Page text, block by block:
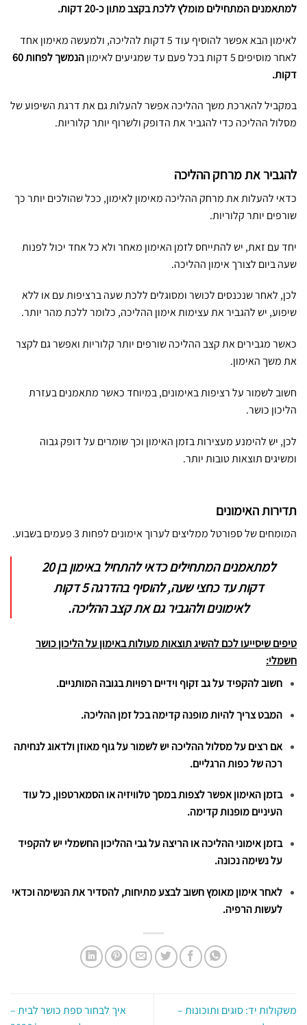
למתאמנים המתחילים מומלץ ללכת בקצב מתון כ-20 דקות.
לאימון הבא אפשר להוסיף עוד 5 דקות להליכה, ולמעשה מאימון אחד
לאחר מוסיפים 5 דקות בכל פעם עד שמגיעים לאימון
הנמשך לפחות 60
דקות.
במקביל להארכת משך ההליכה אפשר להעלות גם את דרגת השיפוע של
מסלול ההליכה כדי להגביר את הדופק ולשרוף יותר קלוריות.
להגביר את מרחק ההליכה
כדאי להעלות את מרחק ההליכה מאימון לאימון, ככל שהולכים יותר כך
שורפים יותר קלוריות.
יחד עם זאת, יש להתייחס לזמן האימון מאחר ולא כל אחד יכול לפנות
שעה ביום לצורך אימון ההליכה.
לכן, לאחר שנכנסים לכושר ומסוגלים ללכת שעה ברציפות עם או ללא
שיפוע, יש להגביר את עצימות אימון ההליכה, כלומר ללכת מהר יותר.
כאשר מגבירים את קצב ההליכה שורפים יותר קלוריות ואפשר גם לקצר
את משך האימון.
חשוב לשמור על רציפות באימונים, במיוחד כאשר מתאמנים בעזרת
הליכון כושר.
לכן, יש להימנע מעצירות בזמן האימון וכך שומרים על דופק גבוה
ומשיגים תוצאות טובות יותר.
תדירות האימונים
המומחים של ספורטל ממליצים לערוך אימונים לפחות 3 פעמים בשבוע.
למתאמנים המתחילים כדאי להתחיל באימון בן 20
דקות עד כחצי שעה, להוסיף בהדרגה 5 דקות
לאימונים ולהגביר גם את קצב ההליכה.
טיפים שיסייעו לכם להשיג תוצאות מעולות באימון על הליכון כושר
חשמלי:
חשוב להקפיד על גב זקוף וידיים רפויות בגובה המותניים.
המבט צריך להיות מופנה קדימה בכל זמן ההליכה.
אם רצים על מסלול ההליכה יש לשמור על גוף מאוזן ולדאוג לנחיתה
רכה של כפות הרגליים.
בזמן האימון אפשר לצפות במסך טלוויזיה או הסמארטפון, כל עוד
העיניים מופנות קדימה.
בזמן אימוני ההליכה או הריצה על גבי ההליכון החשמלי יש להקפיד
על נשימה נכונה.
לאחר אימון מאומץ חשוב לבצע מתיחות, להסדיר את הנשימה וכדאי
לעשות הרפיה.
משקולות יד: סוגים ותוכונות –
איך לבחור ספת כושר לבית –